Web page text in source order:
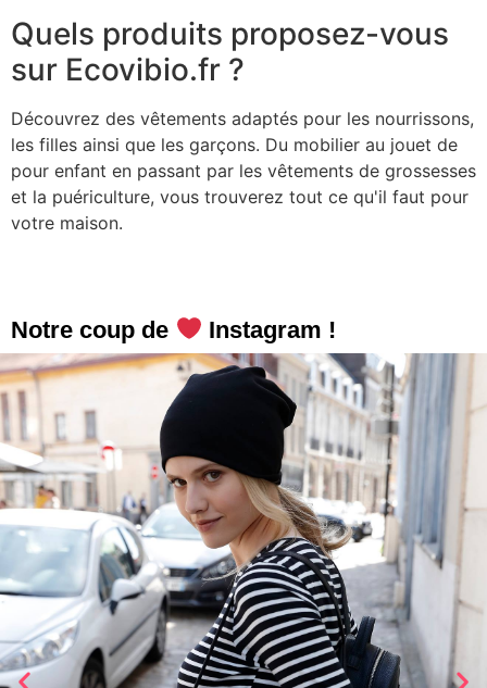
Quels produits proposez-vous
sur Ecovibio.fr ?
Découvrez des vêtements adaptés pour les nourrissons,
les filles ainsi que les garçons. Du mobilier au jouet de
pour enfant en passant par les vêtements de grossesses
et la puériculture, vous trouverez tout ce qu'il faut pour
votre maison.
Notre coup de Instagram !